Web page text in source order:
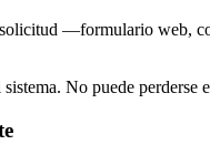
—formulario web,
No puede perderse